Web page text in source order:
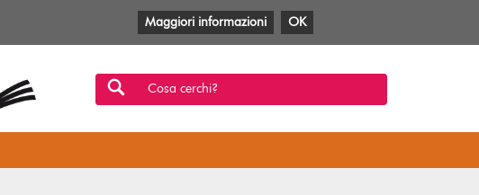
Facebook
TwitterYouTube
Anobii
SBTMlol
Cosa cerchi?
Maggiori informazioni OK